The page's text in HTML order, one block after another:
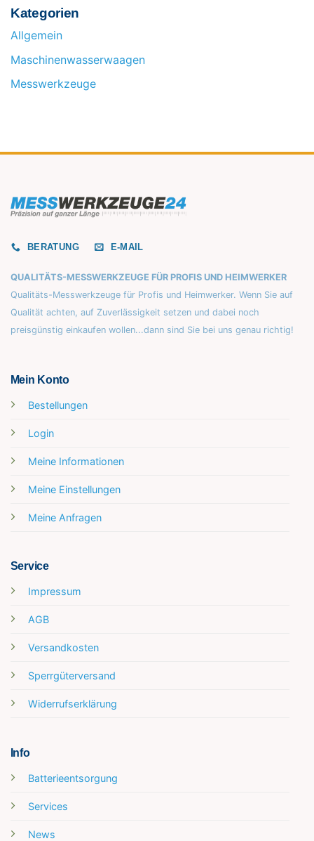
Kategorien
Allgemein
Maschinenwasserwaagen
Messwerkzeuge
BERATUNG E-MAIL
QUALITÄTS-MESSWERKZEUGE FÜR PROFIS UND HEIMWERKER
Qualitäts-Messwerkzeuge für Profis und Heimwerker. Wenn Sie auf
Qualität achten, auf Zuverlässigkeit setzen und dabei noch
preisgünstig einkaufen wollen...dann sind Sie bei uns genau richtig!
Mein Konto
Bestellungen
Login
Meine Informationen
Meine Einstellungen
Meine Anfragen
Service
Impressum
AGB
Versandkosten
Sperrgüterversand
Widerrufserklärung
Info
Batterieentsorgung
Services
News